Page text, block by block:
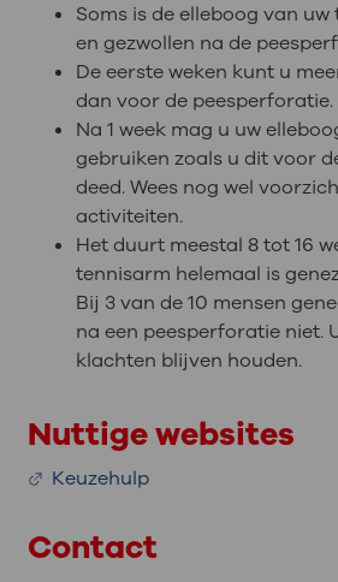
Soms is de elleboog van
en gezwollen na de
De eerste weken kunt u
dan voor de
Na 1 week mag u uw
gebruiken zoals u dit voor
deed. Wees nog wel
activiteiten.
Het duurt meestal 8 tot 16
tennisarm helemaal is
Bij 3 van de 10 mensen
na een peesperforatie niet.
klachten blijven houden.
Nuttige websites
Keuzehulp
Contact